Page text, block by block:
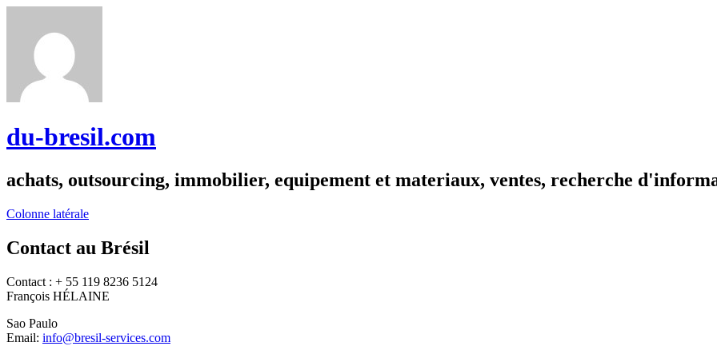
du-bresil.com
achats, outsourcing, immobilier, equipement et materiaux, ventes, recherche
Colonne latérale
Contact au Brésil
Contact : + 55 119 8236 5124
François HÉLAINE
Sao Paulo
Email: info@bresil-services.com